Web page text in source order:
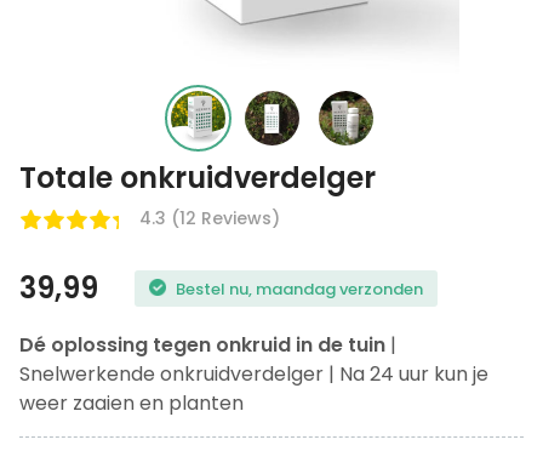
Totale onkruidverdelger
4.3 (12 Reviews)
39,99 Bestel nu, maandag verzonden
Dé oplossing tegen onkruid in de tuin |
Snelwerkende onkruidverdelger | Na 24 uur kun je
weer zaaien en planten